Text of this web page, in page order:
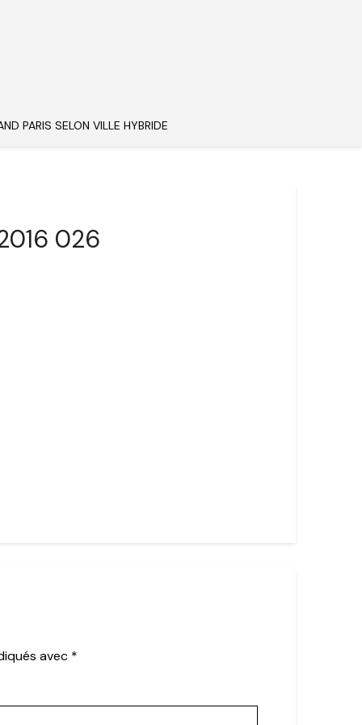
PARIS SELON VILLE HYBRIDE
026
avec *